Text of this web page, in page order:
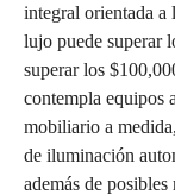
integral orientada a
lujo puede superar
superar los
contempla equipos
mobiliario a
de iluminación
además de